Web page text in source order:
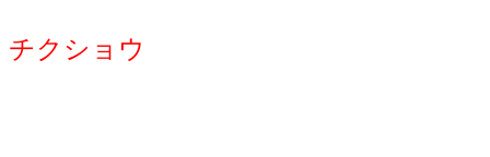
チクショウ